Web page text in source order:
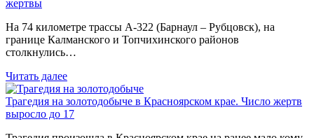
жертвы
На 74 километре трассы А-322 (Барнаул – Рубцовск), на
границе Калманского и Топчихинского районов
столкнулись…
Читать далее
Трагедия на золотодобыче в Красноярском крае. Число жертв
выросло до 17